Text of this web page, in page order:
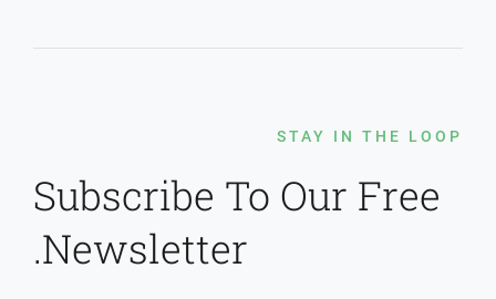
STAY IN THE LOOP
Subscribe To Our Free
Newsletter.